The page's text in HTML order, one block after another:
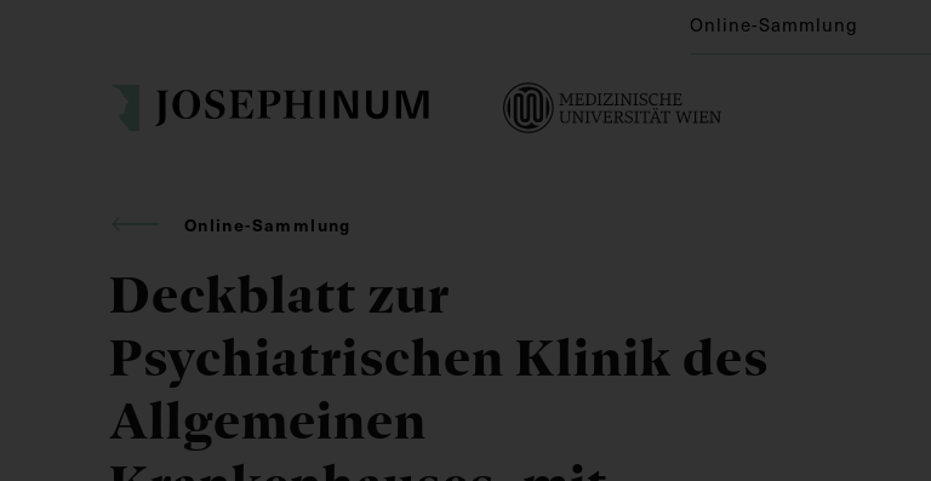
Online-Sammlung
Online-Sammlung
Deckblatt zur
Psychiatrischen Klinik des
Allgemeinen